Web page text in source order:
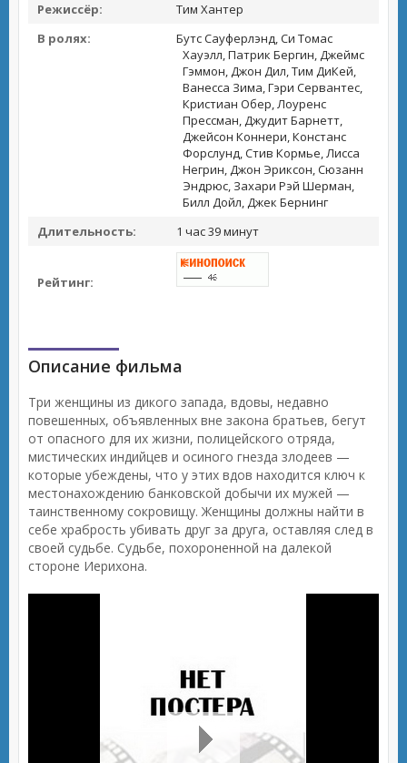
Режиссёр:
Тим Хантер
В ролях:
Бутс Сауферлэнд, Си Томас
Хауэлл, Патрик Бергин, Джеймс
Гэммон, Джон Дил, Тим ДиКей,
Ванесса Зима, Гэри Сервантес,
Кристиан Обер, Лоуренс
Прессман, Джудит Барнетт,
Джейсон Коннери, Констанс
Форслунд, Стив Кормье, Лисса
Негрин, Джон Эриксон, Сюзанн
Эндрюс, Захари Рэй Шерман,
Билл Дойл, Джек Бернинг
Длительность:
1 час 39 минут
Рейтинг:
Описание фильма
Три женщины из дикого запада, вдовы, недавно
повешенных, объявленных вне закона братьев, бегут
от опасного для их жизни, полицейского отряда,
мистических индийцев и осиного гнезда злодеев —
которые убеждены, что у этих вдов находится ключ к
местонахождению банковской добычи их мужей —
таинственному сокровищу. Женщины должны найти в
себе храбрость убивать друг за друга, оставляя след в
своей судьбе. Судьбе, похороненной на далекой
стороне Иерихона.